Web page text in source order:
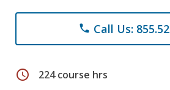
phone Call Us:
schedule 224 course hrs